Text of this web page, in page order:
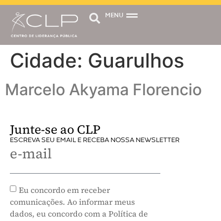
MENU
Cidade: Guarulhos
Marcelo Akyama Florencio
Junte-se ao CLP
ESCREVA SEU EMAIL E RECEBA NOSSA NEWSLETTER
e-mail
Eu concordo em receber
comunicações. Ao informar meus
dados, eu concordo com a Política de